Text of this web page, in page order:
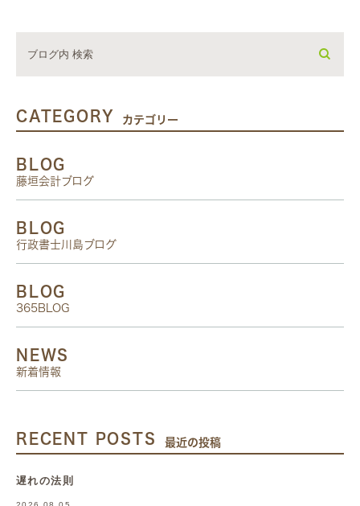
CATEGORY カテゴリー
BLOG
藤垣会計ブログ
BLOG
行政書士川島ブログ
BLOG
365BLOG
NEWS
新着情報
RECENT POSTS 最近の投稿
遅れの法則